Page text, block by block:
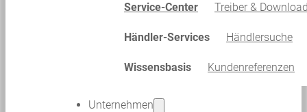
Service-Center Treiber &
Händler-Services Händlersuche
Wissensbasis Kundenreferenzen
Unternehmen